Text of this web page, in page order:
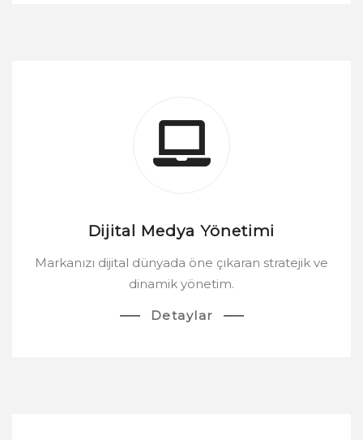
Dijital Medya Yönetimi
Markanızı dijital dünyada öne çıkaran stratejik ve
dinamik yönetim.
Detaylar